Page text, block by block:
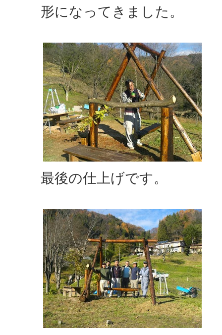
形になってきました。
最後の仕上げです。